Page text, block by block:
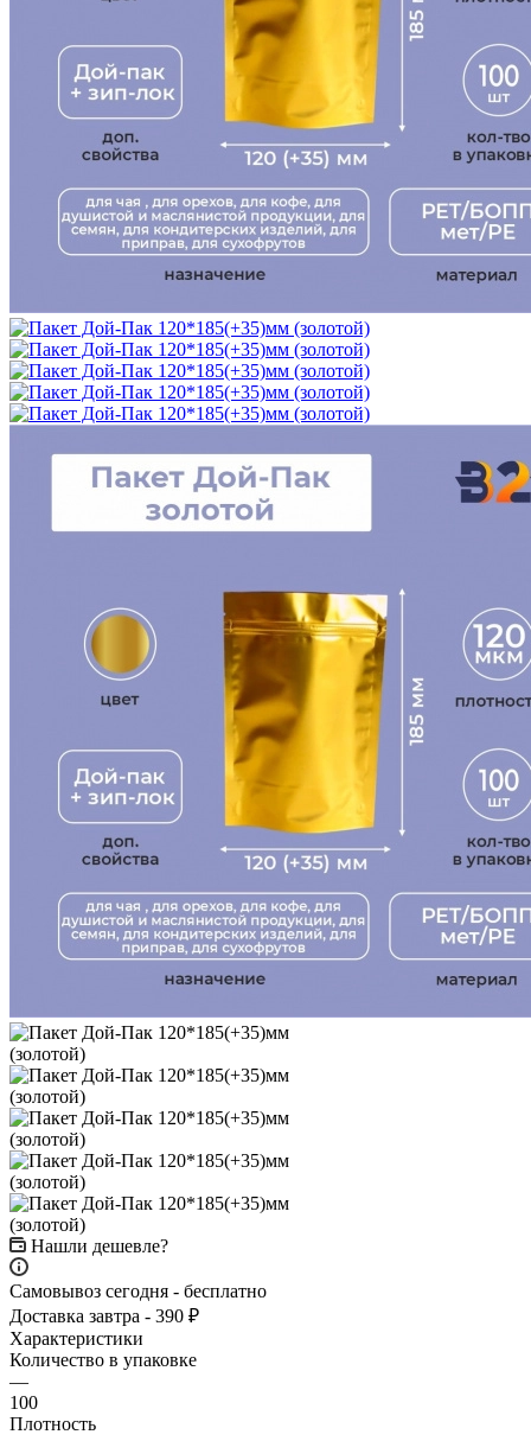
Нашли дешевле?
Самовывоз сегодня - бесплатно
Доставка завтра - 390 ₽
Характеристики
Количество в упаковке
—
100
Плотность